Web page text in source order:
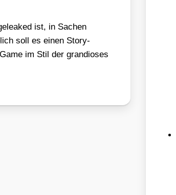
ist, in Sachen
soll es einen Sto­ry-
im Stil der gran­dio­ses